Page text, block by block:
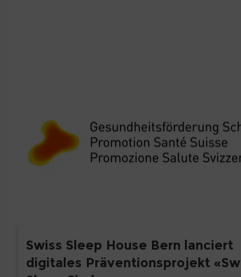
Swiss Sleep House Bern lanciert
digitales Präventionsprojekt